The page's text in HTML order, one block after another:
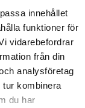
innehållet
funktioner för
vidarebefordrar
från din
analysföretag
kombinera
du har